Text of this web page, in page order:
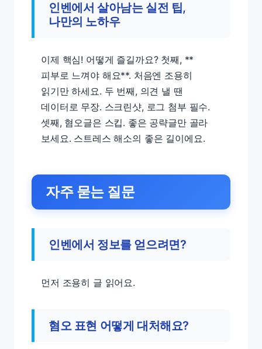
인벤에서 살아남는 실전 팁,
나만의 노하우
이제 핵심! 어떻게 즐길까요? 첫째, **
피부로 느껴야 해요**. 처음엔 조용히
읽기만 하세요. 두 번째, 의견 낼 땐
데이터로 무장. 스크린샷, 로그 첨부 필수.
셋째, 혐오글은 스킵. 좋은 공략글만 골라
보세요. 스트레스 해소의 좋은 길이에요.
자주 묻는 질문
인벤에서 정보를 얻으려면?
먼저 조용히 글 읽어요.
혐오 표현 어떻게 대처해요?